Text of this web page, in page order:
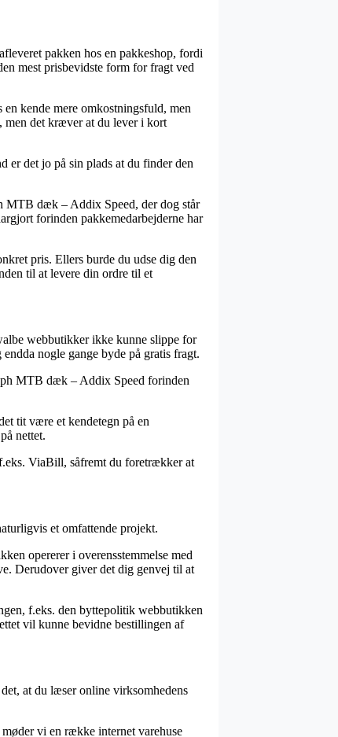
pakken hos en pakkeshop, fordi
mest prisbevidste form for fragt ved
kende mere omkostningsfuld, men
men det kræver at du lever i kort
er det jo på sin plads at du finder den
MTB dæk – Addix Speed, der dog står
forinden pakkemedarbejderne har
pris. Ellers burde du udse dig den
til at levere din ordre til et
webbutikker ikke kunne slippe for
nogle gange byde på gratis fragt.
MTB dæk – Addix Speed forinden
tit være et kendetegn på en
nettet.
ViaBill, såfremt du foretrækker at
et omfattende projekt.
opererer i overensstemmelse med
Derudover giver det dig genvej til at
f.eks. den byttepolitik webbutikken
vil kunne bevidne bestillingen af
at du læser online virksomhedens
vi en række internet varehuse